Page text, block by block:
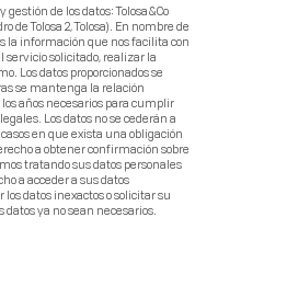
gestión de los datos: Tolosa&Co
de Tolosa 2, Tolosa). En nombre de
la información que nos facilita con
servicio solicitado, realizar la
Los datos proporcionados se
se mantenga la relación
años necesarios para cumplir
Los datos no se cederán a
en que exista una obligación
a obtener confirmación sobre
tratando sus datos personales
a acceder a sus datos
datos inexactos o solicitar su
ya no sean necesarios.